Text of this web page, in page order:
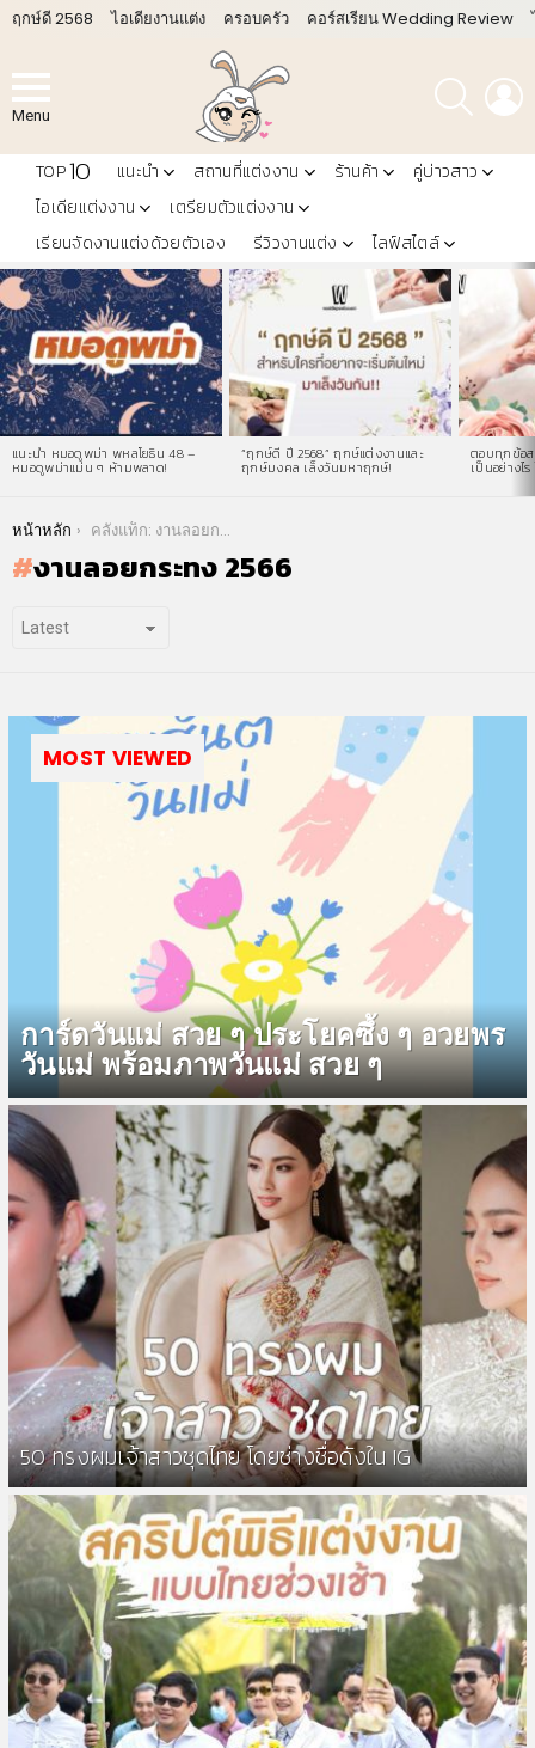
ฤกษ์ดี 2568 ไอเดียงานแต่ง ครอบครัว คอร์สเรียน Wedding Review
Menu
ค้นหา
TOP10 แนะนำ สถานที่แต่งงาน ร้านค้า
คู่บ่าวสาว
ไอเดียแต่งงาน
เตรียมตัวแต่งงาน
เรียนจัดงานแต่งด้วยตัวเอง
รีวิวงานแต่ง ไลฟ์สไตล์
LATEST
STORIES
แนะนำ หมอดูพม่า พหลโยธิน 48 –
หมอดูพม่าแม่น ๆ ห้ามพลาด!
“ฤกษ์ดี ปี 2568” ฤกษ์แต่งงานและ
ฤกษ์มงคล เล็งวันมหาฤกษ์!
ตอบทุกข้อส
เป็นอย่างไร
You are here:
หน้าหลัก คลังแท็ก: งานลอยกระทง 2566
งานลอยกระทง 2566
MOST VIEWED
การ์ดวันแม่ สวย ๆ ประโยคซึ้ง ๆ อวยพร
วันแม่ พร้อมภาพวันแม่ สวย ๆ
50 ทรงผมเจ้าสาวชุดไทย โดยช่างชื่อดังใน IG